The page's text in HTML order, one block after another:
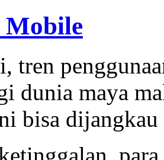
Mobile
tren
dunia maya
bisa